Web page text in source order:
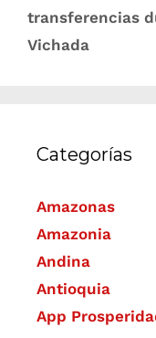
transferencias
Vichada
Categorías
Amazonas
Amazonia
Andina
Antioquia
App